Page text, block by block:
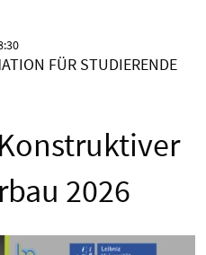
FÜR STUDIERENDE
2026